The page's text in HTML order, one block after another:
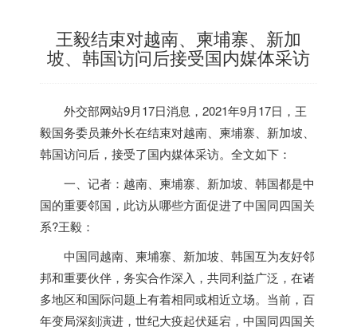
王毅结束对越南、柬埔寨、新加
坡、韩国访问后接受国内媒体采访
外交部网站9月17日消息，2021年9月17日，王
毅国务委员兼外长在结束对越南、柬埔寨、 新加坡
韩国访问后，接受了国内媒体采访。全文如下：
一、记者：越南、柬埔寨、 新加坡 、韩国都是中
国的重要邻国，此访从哪些方面促进了中国同四国关
系?王毅：
中国同越南、柬埔寨、 新加坡 、韩国互为友好邻
邦和重要伙伴，务实合作深入，共同利益广泛，在诸
多地区和国际问题上有着相同或相近立场。当前，百
年变局深刻演进，世纪大疫起伏延宕，中国同四国关